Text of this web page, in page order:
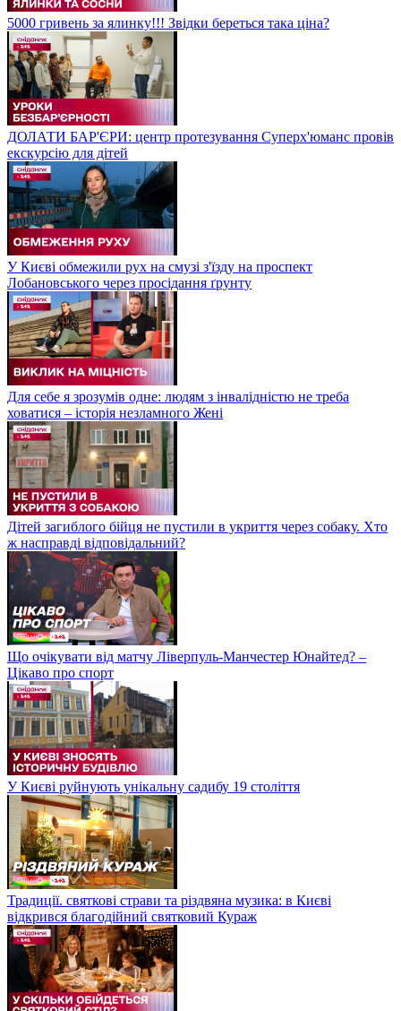
5000 гривень за ялинку!!! Звідки береться така ціна?
ДОЛАТИ БАР'ЄРИ: центр протезування Суперх'юманс провів
екскурсію для дітей
У Києві обмежили рух на смузі з'їзду на проспект
Лобановського через просідання ґрунту
Для себе я зрозумів одне: людям з інвалідністю не треба
ховатися – історія незламного Жені
Дітей загиблого бійця не пустили в укриття через собаку. Хто
ж насправді відповідальний?
Що очікувати від матчу Ліверпуль-Манчестер Юнайтед? –
Цікаво про спорт
У Києві руйнують унікальну садибу 19 століття
Традиції. святкові страви та різдвяна музика: в Києві
відкрився благодійний святковий Кураж